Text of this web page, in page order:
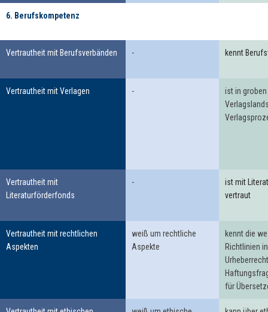
6. Berufskompetenz
Vertrautheit mit Berufsverbänden - kennt
Vertrautheit mit Verlagen -
ist in
Vertrautheit mit
Literaturförderfonds
-
ist mit
vertraut
Vertrautheit mit rechtlichen
Aspekten
weiß um rechtliche
Aspekte
kennt die
Richtlinien
für